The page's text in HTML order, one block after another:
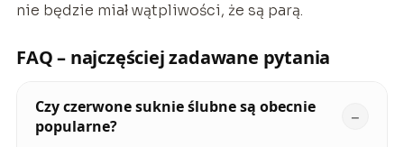
nie będzie miał wątpliwości, że są parą.
FAQ – najczęściej zadawane pytania
Czy czerwone suknie ślubne są obecnie
popularne?